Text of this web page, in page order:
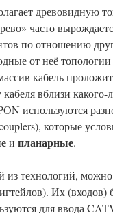
древовидную
часто
по отношению
от неё
кабель
вблизи
используются
которые
и планарные.
технологий,
Их
для ввода